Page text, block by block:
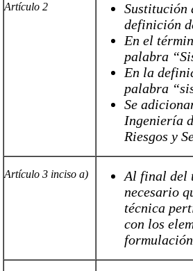
Artículo 2
Sustitución
definición
En el
palabra
En la
palabra
Se
Ingeniería
Riesgos y
Artículo 3 inciso a)
Al final del
necesario
técnica
con los